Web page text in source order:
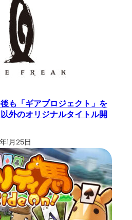
も「ギアプロジェクト」を
外のオリジナルタイトル開
1月25日